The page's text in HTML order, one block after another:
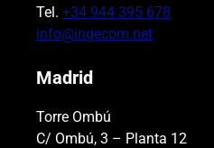
Tel. +34 944 395 678
info@ingecom.net
Madrid
Torre Ombú
C/ Ombú, 3 – Planta 12